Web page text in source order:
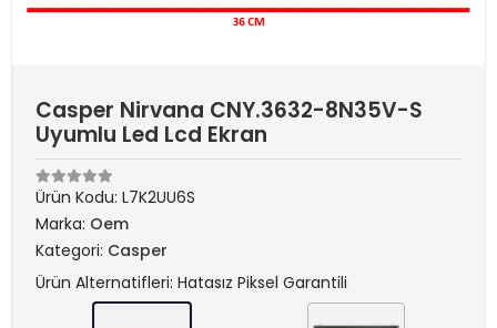
Casper Nirvana CNY.3632-8N35V-S
Uyumlu Led Lcd Ekran
Ürün Kodu: L7K2UU6S
Marka: Oem
Kategori: Casper
Ürün Alternatifleri: Hatasız Piksel Garantili